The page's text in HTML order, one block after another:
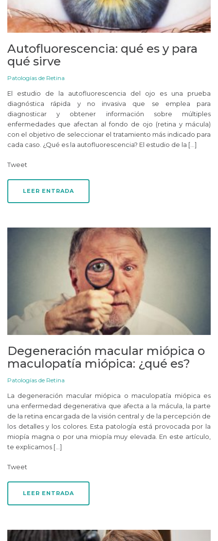
Autofluorescencia: qué es y para
qué sirve
Patologías de Retina
El estudio de la autofluorescencia del ojo es una prueba
diagnóstica rápida y no invasiva que se emplea para
diagnosticar y obtener información sobre múltiples
enfermedades que afectan al fondo de ojo (retina y mácula)
con el objetivo de seleccionar el tratamiento más indicado para
cada caso. ¿Qué es la autofluorescencia? El estudio de la […]
Tweet
LEER ENTRADA
Degeneración macular miópica o
maculopatía miópica: ¿qué es?
Patologías de Retina
La degeneración macular miópica o maculopatía miópica es
una enfermedad degenerativa que afecta a la mácula, la parte
de la retina encargada de la visión central y de la percepción de
los detalles y los colores. Esta patología está provocada por la
miopía magna o por una miopía muy elevada. En este artículo,
te explicamos […]
Tweet
LEER ENTRADA